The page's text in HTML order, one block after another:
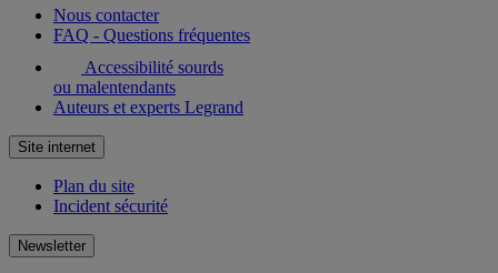
Nous contacter
FAQ - Questions fréquentes
Accessibilité sourds
ou malentendants
Auteurs et experts Legrand
Site internet
Plan du site
Incident sécurité
Newsletter